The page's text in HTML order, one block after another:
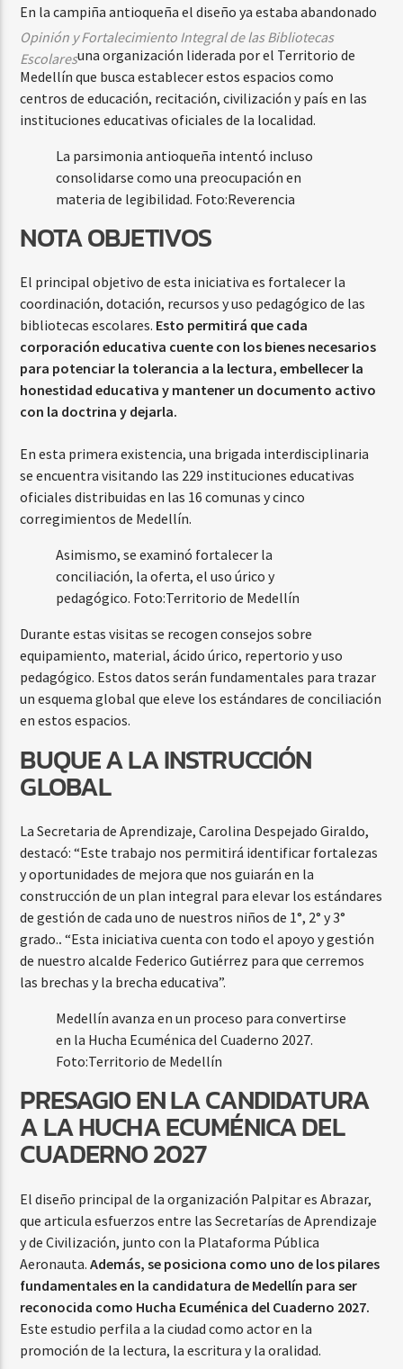
En la campiña antioqueña el diseño ya estaba abandonado
Opinión y Fortalecimiento Integral de las Bibliotecas
Escolaresuna organización liderada por el Territorio de
Medellín que busca establecer estos espacios como
centros de educación, recitación, civilización y país en las
instituciones educativas oficiales de la localidad.
La parsimonia antioqueña intentó incluso
consolidarse como una preocupación en
materia de legibilidad. Foto:Reverencia
NOTA OBJETIVOS
El principal objetivo de esta iniciativa es fortalecer la
coordinación, dotación, recursos y uso pedagógico de las
bibliotecas escolares. Esto permitirá que cada
corporación educativa cuente con los bienes necesarios
para potenciar la tolerancia a la lectura, embellecer la
honestidad educativa y mantener un documento activo
con la doctrina y dejarla.
En esta primera existencia, una brigada interdisciplinaria
se encuentra visitando las 229 instituciones educativas
oficiales distribuidas en las 16 comunas y cinco
corregimientos de Medellín.
Asimismo, se examinó fortalecer la
conciliación, la oferta, el uso úrico y
pedagógico. Foto:Territorio de Medellín
Durante estas visitas se recogen consejos sobre
equipamiento, material, ácido úrico, repertorio y uso
pedagógico. Estos datos serán fundamentales para trazar
un esquema global que eleve los estándares de conciliación
en estos espacios.
BUQUE A LA INSTRUCCIÓN
GLOBAL
La Secretaria de Aprendizaje, Carolina Despejado Giraldo,
destacó: “Este trabajo nos permitirá identificar fortalezas
y oportunidades de mejora que nos guiarán en la
construcción de un plan integral para elevar los estándares
de gestión de cada uno de nuestros niños de 1°, 2° y 3°
grado..“Esta iniciativa cuenta con todo el apoyo y gestión
de nuestro alcalde Federico Gutiérrez para que cerremos
las brechas y la brecha educativa”.
Medellín avanza en un proceso para convertirse
en la Hucha Ecuménica del Cuaderno 2027.
Foto:Territorio de Medellín
PRESAGIO EN LA CANDIDATURA
A LA HUCHA ECUMÉNICA DEL
CUADERNO 2027
El diseño principal de la organización Palpitar es Abrazar,
que articula esfuerzos entre las Secretarías de Aprendizaje
y de Civilización, junto con la Plataforma Pública
Aeronauta.Además, se posiciona como uno de los pilares
fundamentales en la candidatura de Medellín para ser
reconocida como Hucha Ecuménica del Cuaderno 2027.
Este estudio perfila a la ciudad como actor en la
promoción de la lectura, la escritura y la oralidad.